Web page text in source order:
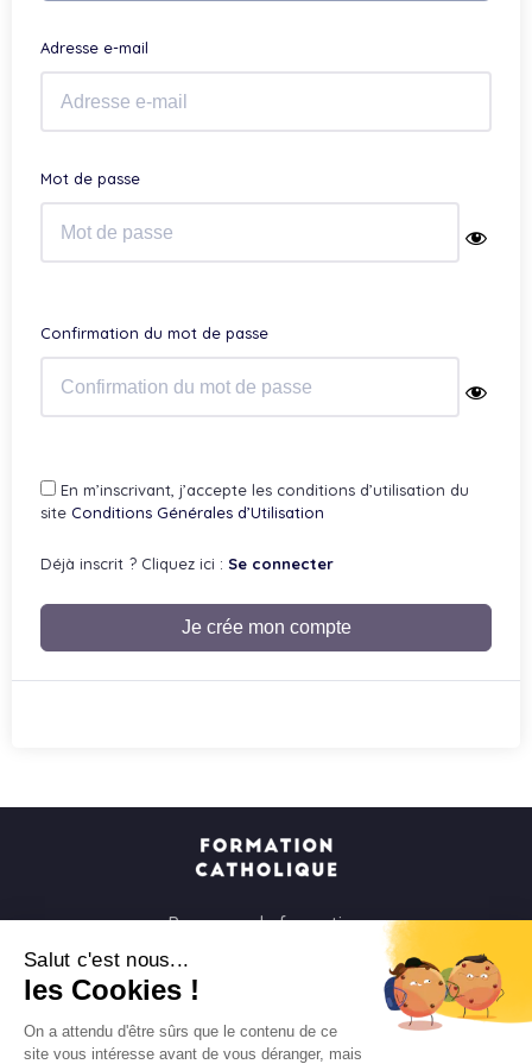
Salut c'est nous...
les Cookies !
On a attendu d'être sûrs que le contenu de ce
site vous intéresse avant de vous déranger, mais
Adresse e-mail
Mot de passe
Confirmation du mot de passe
En m’inscrivant, j’accepte les conditions d’utilisation du
site Conditions Générales d’Utilisation
Déjà inscrit ? Cliquez ici : Se connecter
Je crée mon compte
Parcours de formation
Parcours spirituels